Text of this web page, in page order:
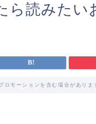
ら読みたい
ロモーションを含む場合がありま